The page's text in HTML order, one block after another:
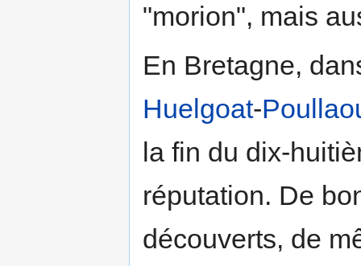
"morion", mais
En Bretagne,
Huelgoat-
la fin du dix-
réputation. De
découverts, de